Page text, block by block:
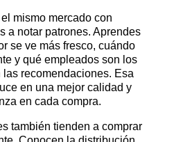
mismo mercado con
a notar patrones. Aprendes
se ve más fresco, cuándo
y qué empleados son los
recomendaciones. Esa
en una mejor calidad y
en cada compra.
también tienden a comprar